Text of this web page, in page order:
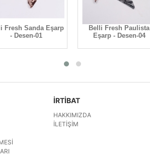
Fresh Sanda Eşarp
- Desen-01
Belli Fresh Paulista
Eşarp - Desen-04
İRTİBAT
HAKKIMIZDA
İLETIŞIM